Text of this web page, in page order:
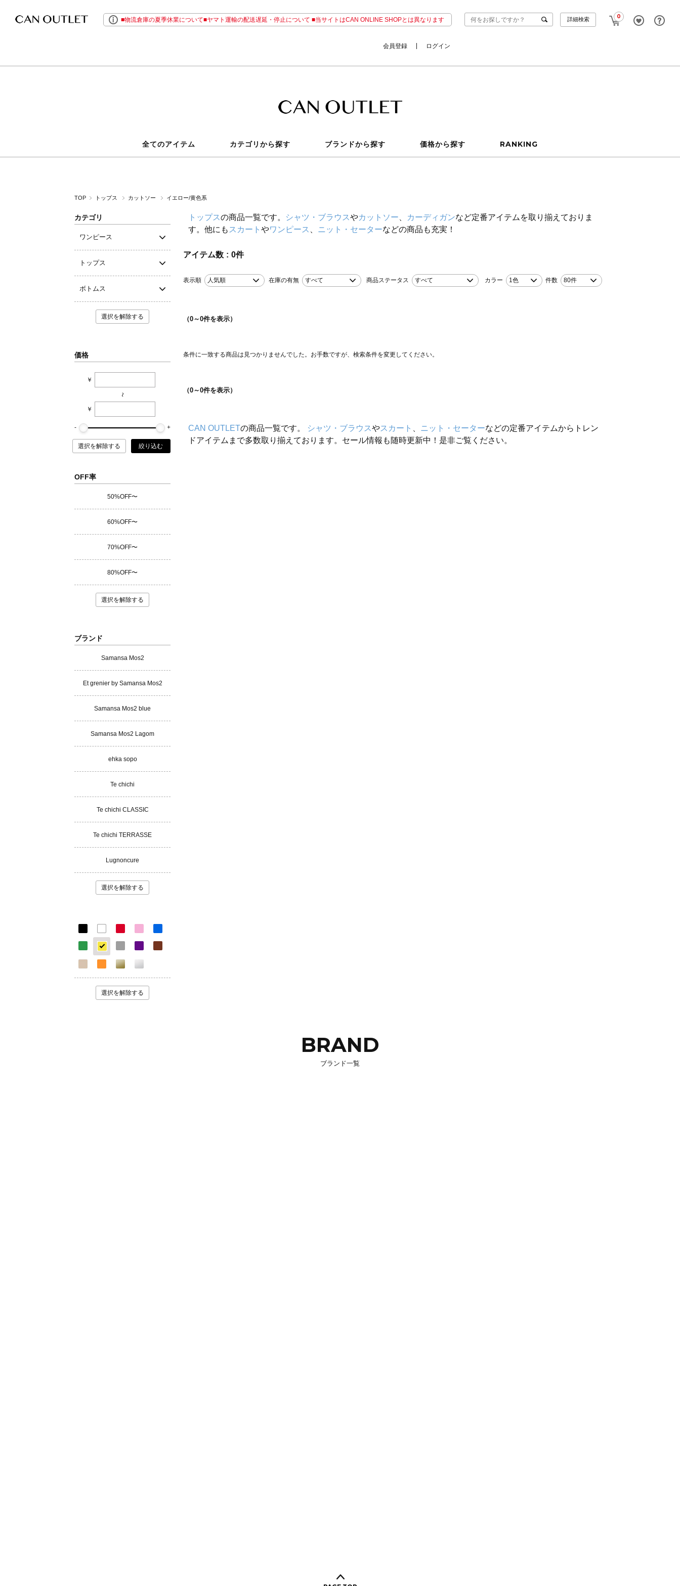
■物流倉庫の夏季休業について■ヤマト運輸の配送遅延・停止について ■当サイトはCAN ONLINE SHOPとは異なります 0
詳細検索
会員登録 ログイン
全てのアイテム カテゴリから探す ブランドから探す 価格から探す RANKING
TOP トップス カットソー イエロー/黄色系
カテゴリ
ワンピース
トップス
ボトムス
選択を解除する
価格
￥
~
￥
選択を解除する 絞り込む
OFF率
50%OFF〜
60%OFF〜
70%OFF〜
80%OFF〜
選択を解除する
ブランド
Samansa Mos2
Et grenier by Samansa Mos2
Samansa Mos2 blue
Samansa Mos2 Lagom
ehka sopo
Te chichi
Te chichi CLASSIC
Te chichi TERRASSE
Lugnoncure
選択を解除する
選択を解除する
トップスの商品一覧です。 シャツ・ブラウスやカットソー カーディガンなど定番アイテムを取り揃えておりま
す。他にも スカート やワンピース ニット・セーターなどの商品も充実！
アイテム数 0件
表示順 人気順 在庫の有無 すべて 商品ステータス すべて カラー 1色 件数 80件
（0～0件を表示）
条件に一致する商品は見つかりませんでした。お手数ですが、検索条件を変更してください。
（0～0件を表示）
CAN OUTLETの商品一覧です。 シャツ・ブラウスやスカート ニット・セーターなどの定番アイテムからトレン
ドアイテムまで多数取り揃えております。セール情報も随時更新中！是非ご覧ください。
BRAND
ブランド一覧